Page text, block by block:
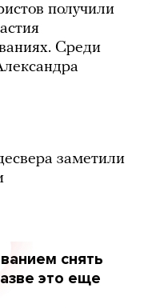
получили
Среди
заметили
снять
это еще